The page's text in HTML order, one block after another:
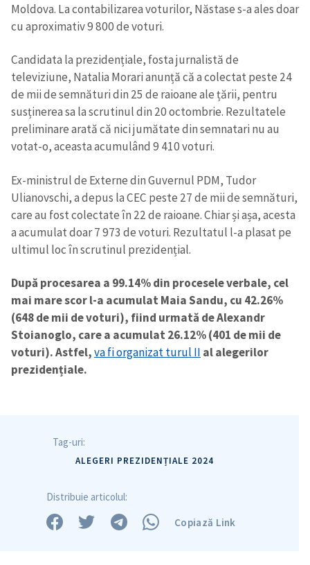
Trimite o informație
Despre ZdG
Moldova. La contabilizarea voturilor, Năstase s-a ales doar
cu aproximativ 9 800 de voturi.
Candidata la prezidențiale, fosta jurnalistă de
televiziune, Natalia Morari anunță că a colectat peste 24
de mii de semnături din 25 de raioane ale țării, pentru
susținerea sa la scrutinul din 20 octombrie. Rezultatele
preliminare arată că nici jumătate din semnatari nu au
votat-o, aceasta acumulând 9 410 voturi.
Ex-ministrul de Externe din Guvernul PDM, Tudor
Ulianovschi, a depus la CEC peste 27 de mii de semnături,
care au fost colectate în 22 de raioane. Chiar și așa, acesta
a acumulat doar 7 973 de voturi. Rezultatul l-a plasat pe
ultimul loc în scrutinul prezidențial.
După procesarea a 99.14% din procesele verbale, cel
mai mare scor l-a acumulat Maia Sandu, cu 42.26%
(648 de mii de voturi), fiind urmată de Alexandr
Stoianoglo, care a acumulat 26.12% (401 de mii de
voturi). Astfel,va fi organizat turul II al alegerilor
prezidențiale.
Tag-uri:
ALEGERI PREZIDENȚIALE 2024
Distribuie articolul:
Copiază Link